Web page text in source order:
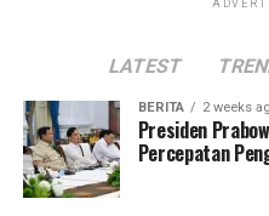
LATEST
BERITA 2 weeks
Presiden
Percepatan